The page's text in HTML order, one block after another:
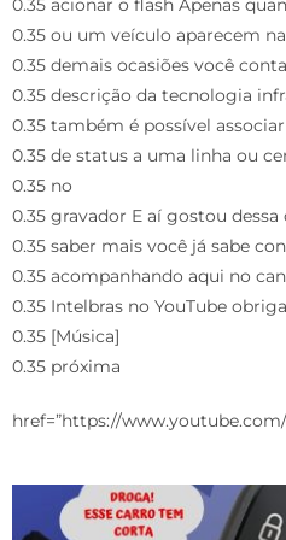
0.35 acionar o flash Apenas
0.35 ou um veículo aparecem
0.35 demais ocasiões você
0.35 descrição da tecnologia
0.35 também é possível
0.35 de status a uma linha ou
0.35 no
0.35 gravador E aí gostou dessa
0.35 saber mais você já sabe
0.35 acompanhando aqui no
0.35 Intelbras no YouTube
0.35 [Música]
0.35 próxima
href=”https://